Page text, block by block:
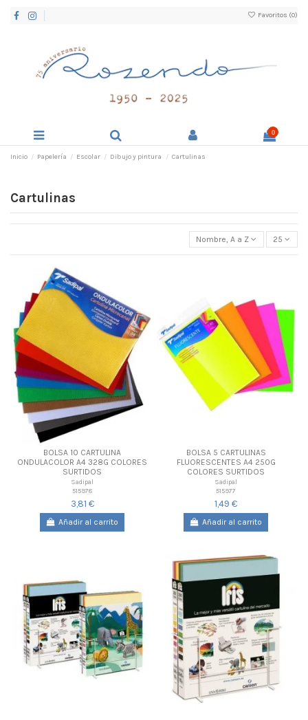
Favoritos (0)
0
Inicio Papelería Escolar Dibujo y pintura Cartulinas
Cartulinas
Nombre, A a Z 25
BOLSA 10 CARTULINA
ONDULACOLOR A4 328G COLORES
SURTIDOS
Sadipal
515978
3,81 €
Añadir al carrito
BOLSA 5 CARTULINAS
FLUORESCENTES A4 250G
COLORES SURTIDOS
Sadipal
515977
1,49 €
Añadir al carrito